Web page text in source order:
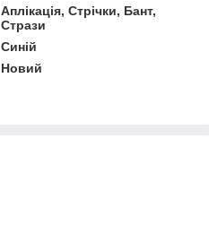
Аплікація, Стрічки, Бант,
Стрази
Синій
Новий